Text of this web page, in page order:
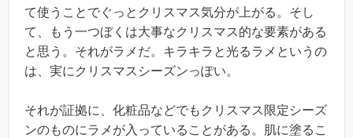
て使うことでぐっとクリスマス気分が上がる。そし
て、もう一つぼくは大事なクリスマス的な要素がある
と思う。それがラメだ。キラキラと光るラメというの
は、実にクリスマスシーズンっぽい。
それが証拠に、化粧品などでもクリスマス限定シーズ
ンのものにラメが入っていることがある。肌に塗るこ